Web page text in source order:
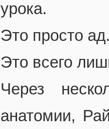
урока.
Это просто
Это всего
Через
анатомии,